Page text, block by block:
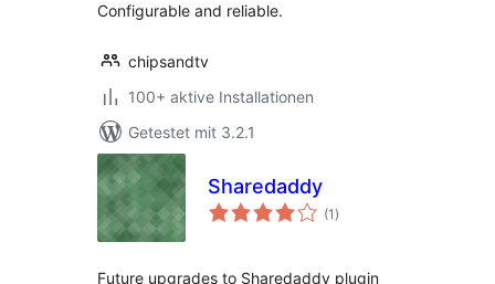
Configurable and reliable.
chipsandtv
100+ aktive Installationen
Getestet mit 3.2.1
Sharedaddy
(1 Bewertungen
insgesamt
)
Future upgrades to Sharedaddy plugin